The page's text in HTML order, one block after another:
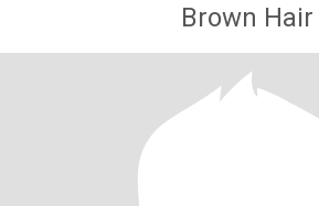
Brown Hair